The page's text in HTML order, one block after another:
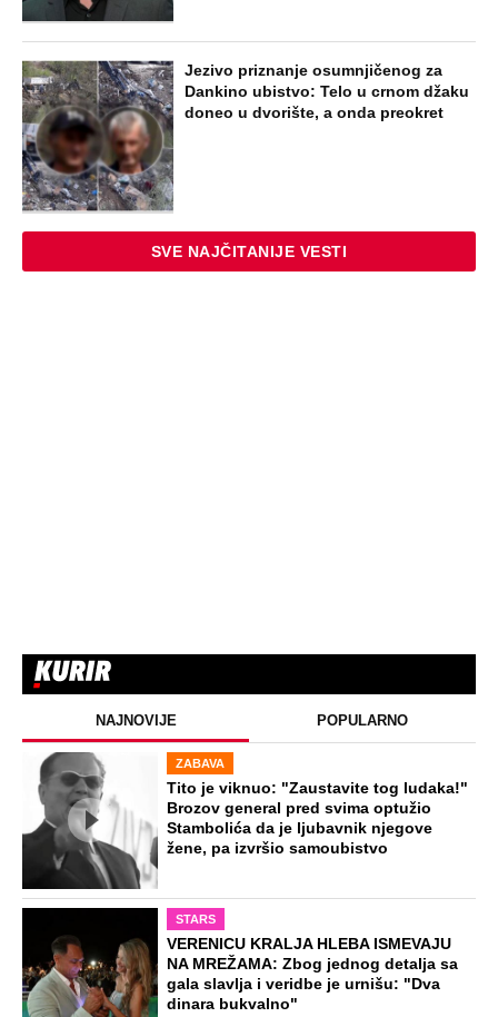
Jezivo priznanje osumnjičenog za
Dankino ubistvo: Telo u crnom džaku
doneo u dvorište, a onda preokret
SVE NAJČITANIJE VESTI
NAJNOVIJE POPULARNO
ZABAVA
Tito je viknuo: "Zaustavite tog ludaka!"
Brozov general pred svima optužio
Stambolića da je ljubavnik njegove
žene, pa izvršio samoubistvo
STARS
VERENICU KRALJA HLEBA ISMEVAJU
NA MREŽAMA: Zbog jednog detalja sa
gala slavlja i veridbe je urnišu: "Dva
dinara bukvalno"